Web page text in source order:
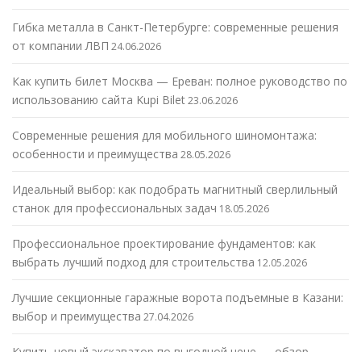
Гибка металла в Санкт-Петербурге: современные решения
от компании ЛВП 24.06.2026
Как купить билет Москва — Ереван: полное руководство по
использованию сайта Kupi Bilet23.06.2026
Современные решения для мобильного шиномонтажа:
особенности и преимущества 28.05.2026
Идеальный выбор: как подобрать магнитный сверлильный
станок для профессиональных задач 18.05.2026
Профессиональное проектирование фундаментов: как
выбрать лучший подход для строительства 12.05.2026
Лучшие секционные гаражные ворота подъемные в Казани:
выбор и преимущества 27.04.2026